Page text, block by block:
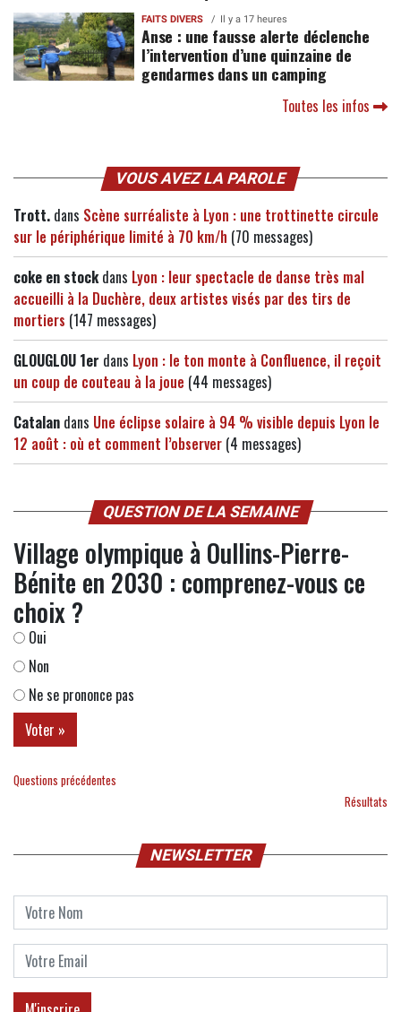
FAITS DIVERS Il y a 17 heures
Anse : une fausse alerte déclenche
l’intervention d’une quinzaine de
gendarmes dans un camping
Toutes les infos
VOUS AVEZ LA PAROLE
Trott. dans Scène surréaliste à Lyon : une trottinette circule
sur le périphérique limité à 70 km/h (70 messages)
coke en stockdans Lyon : leur spectacle de danse très mal
accueilli à la Duchère, deux artistes visés par des tirs de
mortiers (147 messages)
GLOUGLOU 1er dans Lyon : le ton monte à Confluence, il reçoit
un coup de couteau à la joue (44 messages)
Catalan dans Une éclipse solaire à 94 % visible depuis Lyon le
12 août : où et comment l’observer (4 messages)
QUESTION DE LA SEMAINE
Village olympique à Oullins-Pierre-
Bénite en 2030 : comprenez-vous ce
choix ?
Oui
Non
Ne se prononce pas
Questions précédentes
Résultats
NEWSLETTER